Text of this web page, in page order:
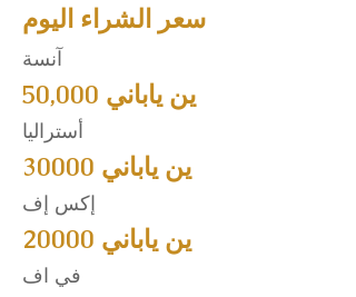
سعر الشراء اليوم
آنسة
50,000 ين ياباني
أستراليا
30000 ين ياباني
إكس إف
20000 ين ياباني
في اف